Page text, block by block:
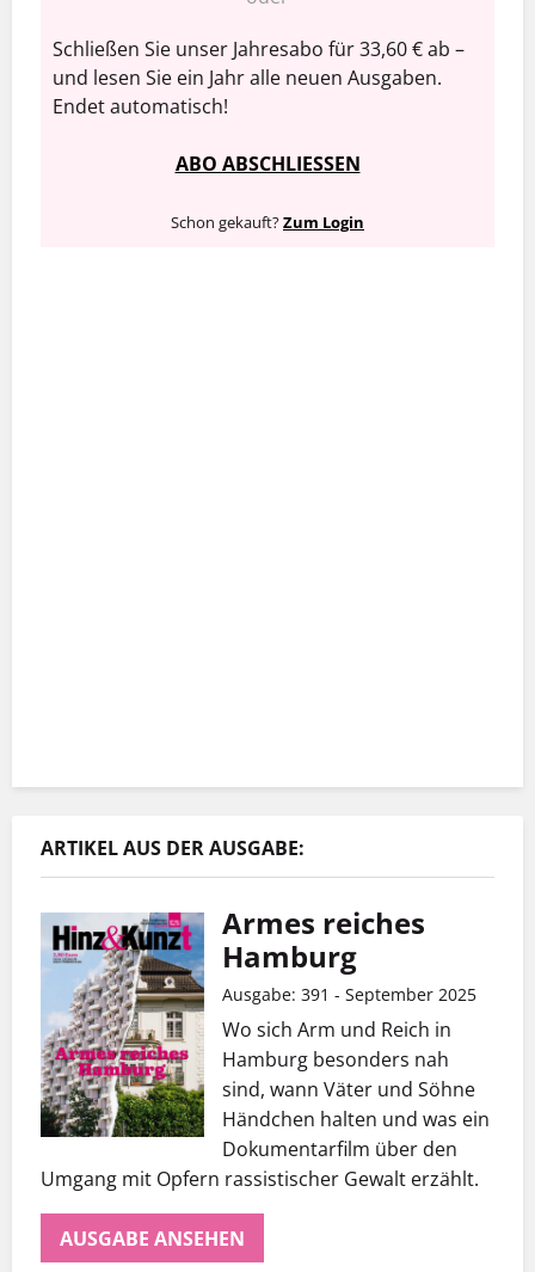
Schließen Sie unser Jahresabo für 33,60 € ab –
und lesen Sie ein Jahr alle neuen Ausgaben.
Endet automatisch!
ABO ABSCHLIESSEN
Schon gekauft?Zum Login
ARTIKEL AUS DER AUSGABE:
Armes reiches
Hamburg
Ausgabe: 391 - September 2025
Wo sich Arm und Reich in
Hamburg besonders nah
sind, wann Väter und Söhne
Händchen halten und was ein
Dokumentarfilm über den
Umgang mit Opfern rassistischer Gewalt erzählt.
AUSGABE ANSEHEN